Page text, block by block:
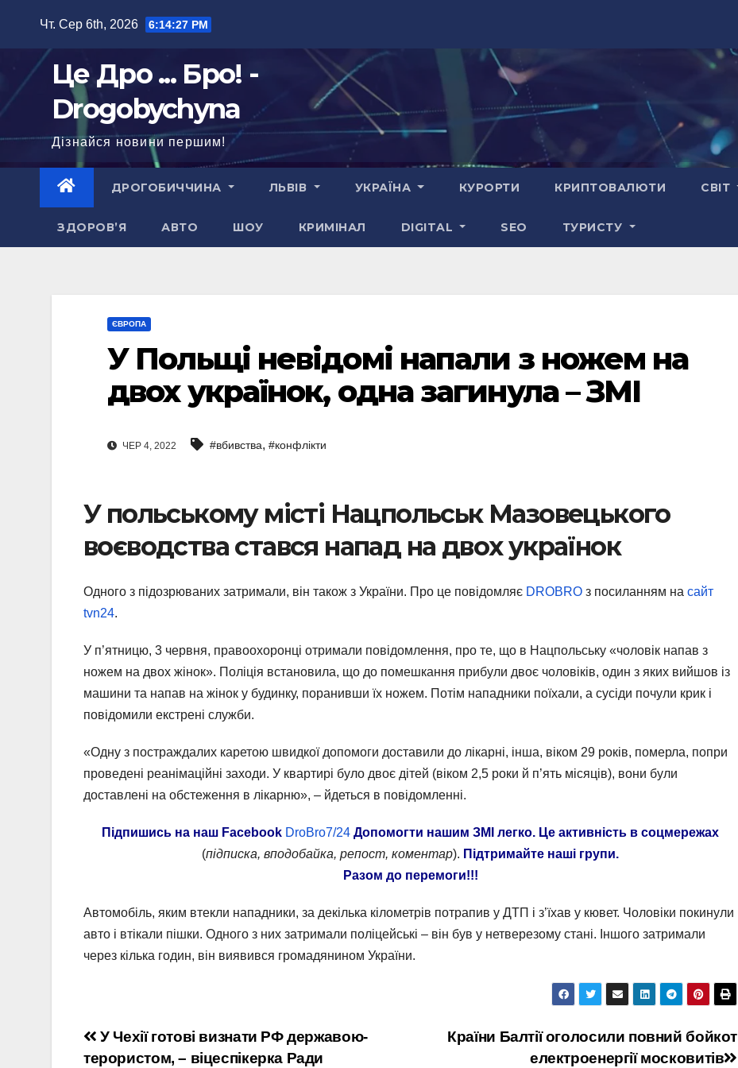
Чт. Сер 6th, 2026 6:14:28 PM
Це Дро ... Бро! -
Drogobychyna
Дізнайся новини першим!
ДРОГОБИЧЧИНА ЛЬВІВ УКРАЇНА КУРОРТИ КРИПТОВАЛЮТИ СВІТ
ЗДОРОВ’Я АВТО ШОУ КРИМІНАЛ DIGITAL SEO ТУРИСТУ
ЄВРОПА
У Польщі невідомі напали з ножем на
двох українок, одна загинула – ЗМІ
ЧЕР 4, 2022 #вбивства, #конфлікти
У польському місті Нацпольськ Мазовецького
воєводства стався напад на двох українок
Одного з підозрюваних затримали, він також з України. Про це повідомляє DROBRO з посиланням на сайт
tvn24.
У п’ятницю, 3 червня, правоохоронці отримали повідомлення, про те, що в Нацпольську «чоловік напав з
ножем на двох жінок». Поліція встановила, що до помешкання прибули двоє чоловіків, один з яких вийшов із
машини та напав на жінок у будинку, поранивши їх ножем. Потім нападники поїхали, а сусіди почули крик і
повідомили екстрені служби.
«Одну з постраждалих каретою швидкої допомоги доставили до лікарні, інша, віком 29 років, померла, попри
проведені реанімаційні заходи. У квартирі було двоє дітей (віком 2,5 роки й п’ять місяців), вони були
доставлені на обстеження в лікарню», – йдеться в повідомленні.
Підпишись на наш Facebook DroBro7/24 Допомогти нашим ЗМІ легко. Це активність в соцмережах
(підписка, вподобайка, репост, коментар). Підтримайте наші групи.
Разом до перемоги!!!
Автомобіль, яким втекли нападники, за декілька кілометрів потрапив у ДТП і з’їхав у кювет. Чоловіки покинули
авто і втікали пішки. Одного з них затримали поліцейські – він був у нетверезому стані. Іншого затримали
через кілька годин, він виявився громадянином України.
Навігація
Країни Балтії оголосили повний бойкот
електроенергії московитів
У Чехії готові визнати РФ державою-
терористом, – віцеспікерка Ради